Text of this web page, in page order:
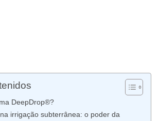
DeepDrop®?
irrigação subterrânea: o poder da